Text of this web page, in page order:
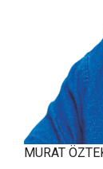
MURAT